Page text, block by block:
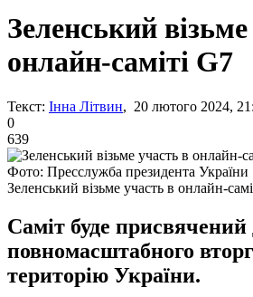
Зеленський
онлайн-саміті G7
Текст: Інна Літвин, 20 лютого 2024,
0
639
Фото: Пресслужба президента України
Зеленський візьме участь в онлайн-
Саміт буде присвячений
повномасштабного
територію України.